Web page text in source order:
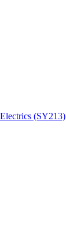
(SY213)